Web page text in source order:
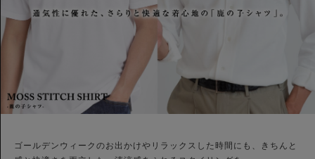
ゴールデンウィークのお出かけやリラックスした時間にも、きちんと